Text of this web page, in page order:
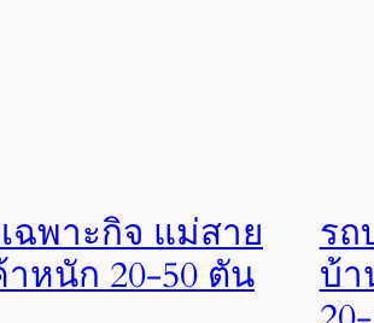
ฉพาะกิจ แม่สาย
หนัก 20-50 ตัน
รถ
บ้า